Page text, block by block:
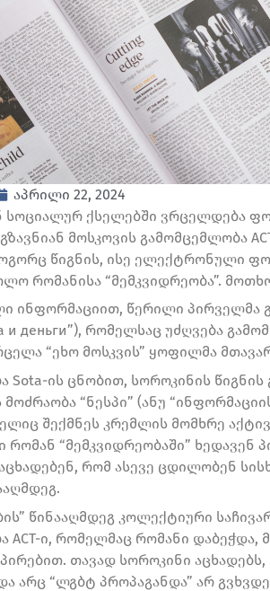
აპრილი 22, 2024
სოციალურ ქსელებში ვრცელდება
მოსკოვის გამომცემლობა
წიგნის, ისე ელექტრონული
რომანისა “მემკვიდრეობა”.
ინფორმაციით, წერილი პირველმა
и деньги”), რომელსაც უძღვება
“ეხო მოსკვის” ყოფილმა
Sota-ის ცნობით, სოროკინის
“ნესპი” (ანუ
შექმნეს კრემლის მომხრე
რომან “მემკვიდრეობაში”
რომ ასევე ცდილობენ
წინააღმდეგ კოლექტიური
АСТ-ი, რომელმაც რომანი დაბეჭდა,
თავად სოროკინი
არც “ლგბტ პროპაგანდა” არ